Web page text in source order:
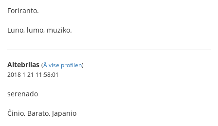
Foriranto.
Luno, lumo, muziko.
Altebrilas (Å vise profilen)
2018 1 21 11:58:01
serenado
Ĉinio, Barato, Japanio